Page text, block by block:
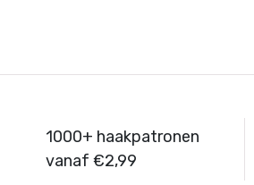
1000+ haakpatronen
vanaf €2,99